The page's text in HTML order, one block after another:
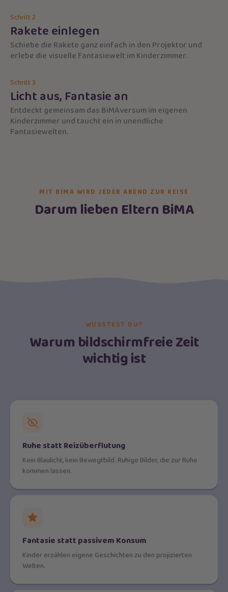
Schritt 2
Rakete einlegen
Schiebe die Rakete ganz einfach in den Projektor und
erlebe die visuelle Fantasiewelt im Kinderzimmer.
Schritt 3
Licht aus, Fantasie an
Entdeckt gemeinsam das BiMAversum im eigenen
Kinderzimmer und taucht ein in unendliche
Fantasiewelten.
MIT BIMA WIRD JEDER ABEND ZUR REISE
Darum lieben Eltern BiMA
WUSSTEST DU?
Warum bildschirmfreie Zeit
wichtig ist
Ruhe statt Reizüberflutung
Kein Blaulicht, kein Bewegtbild. Ruhige Bilder, die zur Ruhe
kommen lassen.
Fantasie statt passivem Konsum
Kinder erzählen eigene Geschichten zu den projizierten
Welten.